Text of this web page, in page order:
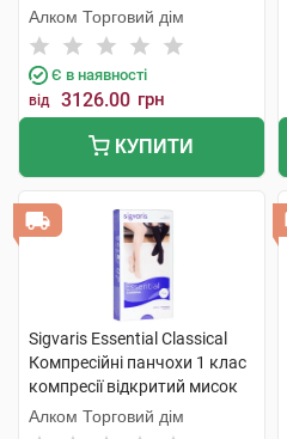
М long 1 пара
Алком Торговий дім
Є в наявності
від 3126.00 грн
КУПИТИ
Sigvaris Essential Classical
Компресійні панчохи 1 клас
компресії відкритий мисок
розмір L long 1 пара
Алком Торговий дім